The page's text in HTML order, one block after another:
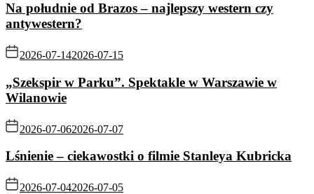
Na południe od Brazos – najlepszy western czy
antywestern?
2026-07-142026-07-15
„Szekspir w Parku”. Spektakle w Warszawie w
Wilanowie
2026-07-062026-07-07
Lśnienie – ciekawostki o filmie Stanleya Kubricka
2026-07-042026-07-05